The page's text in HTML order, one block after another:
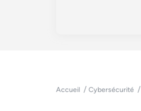
Accueil Cybersécurité